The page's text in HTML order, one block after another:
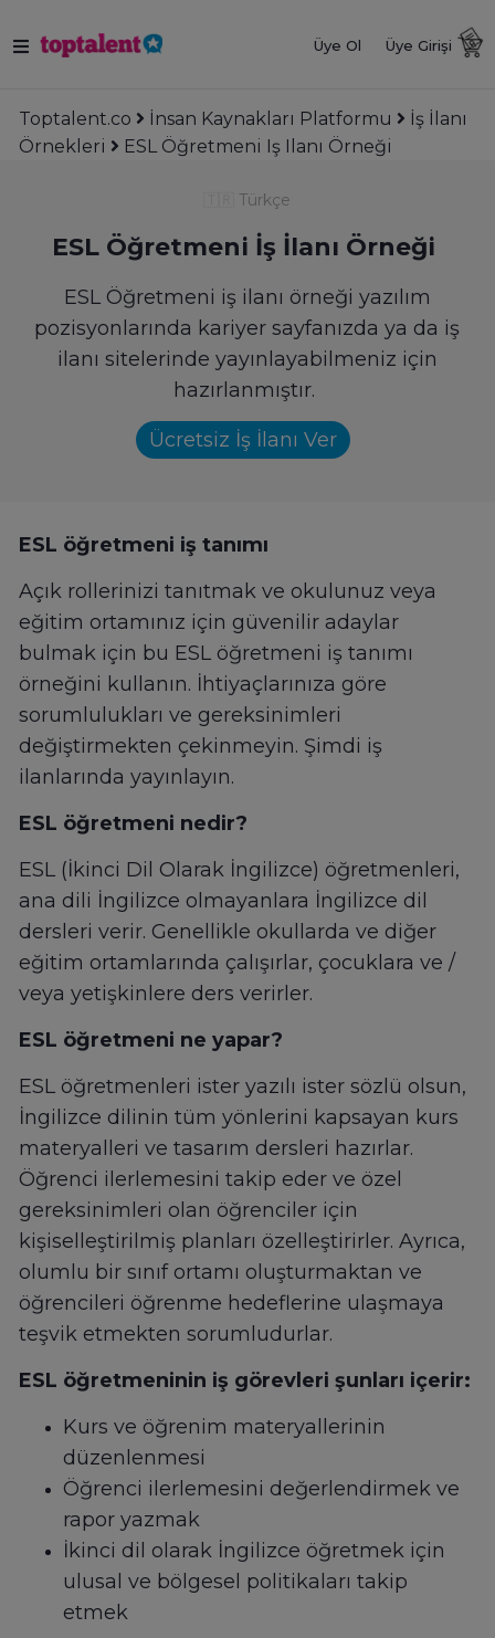
Üye Ol Üye Girişi
Toptalent.co İnsan Kaynakları Platformu
İş İlanı
Örnekleri
ESL Öğretmeni Iş Ilanı Örneği
Türkçe
ESL Öğretmeni İş İlanı Örneği
ESL Öğretmeni iş ilanı örneği yazılım
pozisyonlarında kariyer sayfanızda ya da iş
ilanı sitelerinde yayınlayabilmeniz için
hazırlanmıştır.
Ücretsiz İş İlanı Ver
ESL öğretmeni iş tanımı
Açık rollerinizi tanıtmak ve okulunuz veya
eğitim ortamınız için güvenilir adaylar
bulmak için bu ESL öğretmeni iş tanımı
örneğini kullanın. İhtiyaçlarınıza göre
sorumlulukları ve gereksinimleri
değiştirmekten çekinmeyin. Şimdi iş
ilanlarında yayınlayın.
ESL öğretmeni nedir?
ESL (İkinci Dil Olarak İngilizce) öğretmenleri,
ana dili İngilizce olmayanlara İngilizce dil
dersleri verir. Genellikle okullarda ve diğer
eğitim ortamlarında çalışırlar, çocuklara ve /
veya yetişkinlere ders verirler.
ESL öğretmeni ne yapar?
ESL öğretmenleri ister yazılı ister sözlü olsun,
İngilizce dilinin tüm yönlerini kapsayan kurs
materyalleri ve tasarım dersleri hazırlar.
Öğrenci ilerlemesini takip eder ve özel
gereksinimleri olan öğrenciler için
kişiselleştirilmiş planları özelleştirirler. Ayrıca,
olumlu bir sınıf ortamı oluşturmaktan ve
öğrencileri öğrenme hedeflerine ulaşmaya
teşvik etmekten sorumludurlar.
ESL öğretmeninin iş görevleri şunları içerir:
Kurs ve öğrenim materyallerinin
düzenlenmesi
Öğrenci ilerlemesini değerlendirmek ve
rapor yazmak
İkinci dil olarak İngilizce öğretmek için
ulusal ve bölgesel politikaları takip
etmek